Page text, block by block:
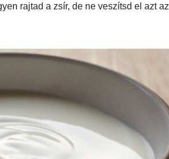
rajtad a zsír, de ne veszítsd el azt az